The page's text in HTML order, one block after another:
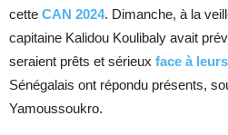
cette CAN 2024. Dimanche, à la
capitaine Kalidou Koulibaly avait
seraient prêts et sérieux face à
Sénégalais ont répondu présents,
Yamoussoukro.